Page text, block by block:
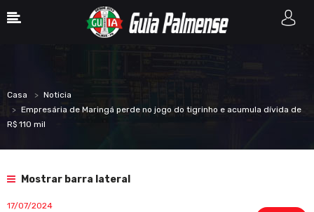
Casa
Noticia
Empresária de Maringá perde no jogo do tigrinho e acumula dívida de
R$ 110 mil
Mostrar barra lateral
17/07/2024